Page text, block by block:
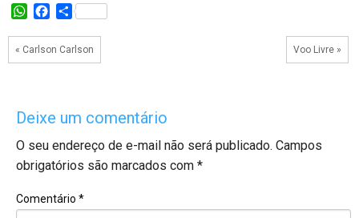
W
a
t
p
e
k
S
a
r
« Carlson Carlson Voo Livre »
Deixe um comentário
O seu endereço de e-mail não será publicado. Campos
obrigatórios são marcados com *
Comentário *